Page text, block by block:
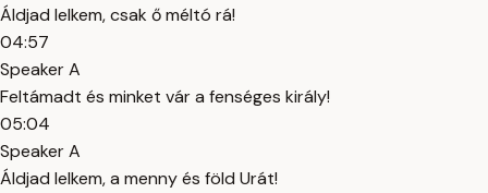
Áldjad lelkem, csak ő méltó rá!
04:57
Speaker A
Feltámadt és minket vár a fenséges király!
05:04
Speaker A
Áldjad lelkem, a menny és föld Urát!